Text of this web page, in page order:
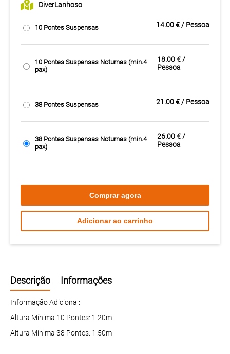
Descrição Informações
Informação Adicional:
Altura Mínima 10 Pontes: 1.20m
Altura Mínima 38 Pontes: 1.50m
DiverLanhoso
10 Pontes Suspensas 14.00 € / Pessoa
10 Pontes Suspensas Noturnas (min.4
pax)
18.00 € /
Pessoa
38 Pontes Suspensas 21.00 € / Pessoa
38 Pontes Suspensas Noturnas (min.4
pax)
26.00 € /
Pessoa
Comprar agora
Adicionar ao carrinho